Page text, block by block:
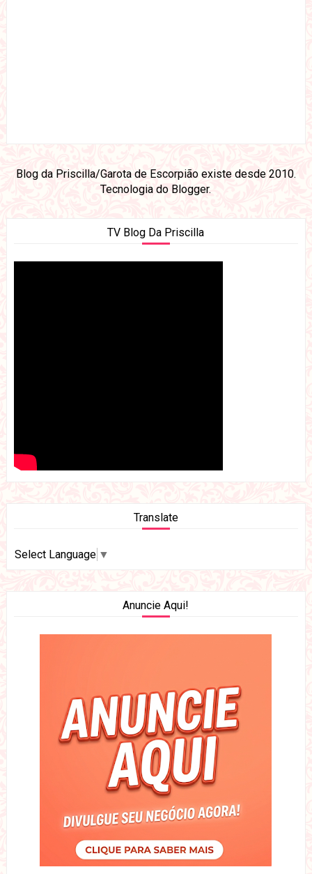
Blog da Priscilla/Garota de Escorpião existe desde 2010.
Tecnologia do Blogger.
TV Blog Da Priscilla
Translate
Select Language ▼
Anuncie Aqui!